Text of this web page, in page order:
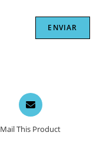
Opens
in
a
new
Mail This Product